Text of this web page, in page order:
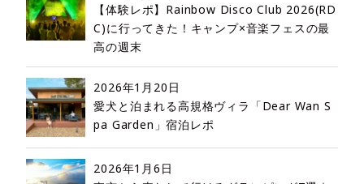
【体験レポ】Rainbow Disco Club 2026(RD
C)に行ってきた！キャンプ×音楽フェスの最
高の週末
2026年1月20日
愛犬と泊まれる高規格ヴィラ「Dear Wan S
pa Garden」宿泊レポ
2026年1月6日